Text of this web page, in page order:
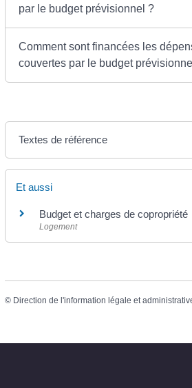
par le budget prévisionnel ?
Comment sont financées les
couvertes par le budget
Textes de référence
Et aussi
Budget et charges de copropriété
Logement
© Direction de l'information légale et